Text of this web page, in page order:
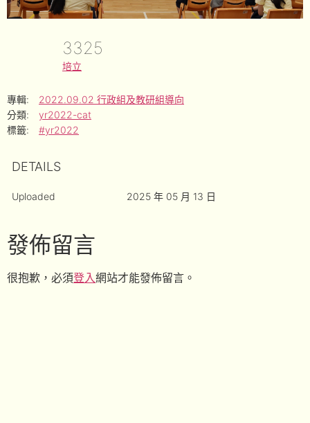
3325
培立
專輯:
2022.09.02 行政組及教研組導向
分類:
yr2022-cat
標籤:
#yr2022
DETAILS
Uploaded 2025 年 05 月 13 日
發佈留言
很抱歉，必須登入網站才能發佈留言。